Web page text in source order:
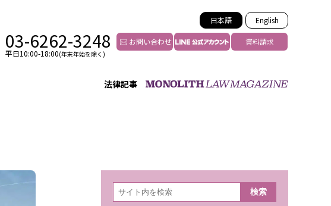
日本語 English
03-6262-3248
平日10:00-18:00(年末年始を除く)
お問い合わせ 資料請求
法律記事
誹謗中傷加害者の弁護
リスティング汚染の削除対策
YouTube等SNSのM&A
検
索 検索